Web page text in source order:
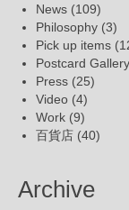
News (109)
Philosophy (3)
Pick up items
Postcard Gallery
Press (25)
Video (4)
Work (9)
百貨店 (40)
Archive